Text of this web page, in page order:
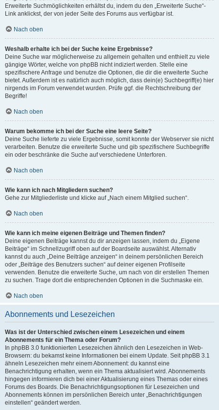
Erweiterte Suchmöglichkeiten erhältst du, indem du den „Erweiterte Suche“-
Link anklickst, der von jeder Seite des Forums aus verfügbar ist.
Nach oben
Weshalb erhalte ich bei der Suche keine Ergebnisse?
Deine Suche war möglicherweise zu allgemein gehalten und enthielt zu viele
gängige Wörter, welche von phpBB nicht indiziert werden. Stelle eine
spezifischere Anfrage und benutze die Optionen, die dir die erweiterte Suche
bietet. Außerdem ist es natürlich auch möglich, dass dein(e) Suchbegriff(e) hier
nirgends im Forum verwendet wurden. Prüfe ggf. die Rechtschreibung der
Begriffe!
Nach oben
Warum bekomme ich bei der Suche eine leere Seite?
Deine Suche lieferte zu viele Ergebnisse, somit konnte der Webserver sie nicht
verarbeiten. Benutze die erweiterte Suche und gib spezifischere Suchbegriffe
ein oder beschränke die Suche auf verschiedene Unterforen.
Nach oben
Wie kann ich nach Mitgliedern suchen?
Gehe zur Mitgliederliste und klicke auf „Nach einem Mitglied suchen“.
Nach oben
Wie kann ich meine eigenen Beiträge und Themen finden?
Deine eigenen Beiträge kannst du dir anzeigen lassen, indem du „Eigene
Beiträge“ im Schnellzugriff oben auf der Boardseite auswählst. Alternativ
kannst du auch „Deine Beiträge anzeigen“ in deinem persönlichen Bereich
oder „Beiträge des Benutzers suchen“ auf deiner eigenen Profilseite
verwenden. Benutze die erweiterte Suche, um nach von dir erstellen Themen
zu suchen. Trage dort die entsprechenden Optionen in die Suchmaske ein.
Nach oben
Abonnements und Lesezeichen
Was ist der Unterschied zwischen einem Lesezeichen und einem
Abonnements für ein Thema oder Forum?
In phpBB 3.0 funktionierten Lesezeichen ähnlich den Lesezeichen in Web-
Browsern: du bekamst keine Informationen bei einem Update. Seit phpBB 3.1
ähneln Lesezeichen mehr einem Abonnement: du kannst eine
Benachrichtigung erhalten, wenn ein Thema aktualisiert wird. Abonnements
hingegen informieren dich bei einer Aktualisierung eines Themas oder eines
Forums des Boards. Die Benachrichtigungsoptionen für Lesezeichen und
Abonnements können im persönlichen Bereich unter „Benachrichtigungen
einstellen“ geändert werden.